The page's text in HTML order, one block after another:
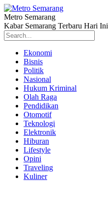
Metro Semarang
Kabar Semarang Terbaru Hari Ini
Ekonomi
Bisnis
Politik
Nasional
Hukum Kriminal
Olah Raga
Pendidikan
Otomotif
Teknologi
Elektronik
Hiburan
Lifestyle
Opini
Traveling
Kuliner